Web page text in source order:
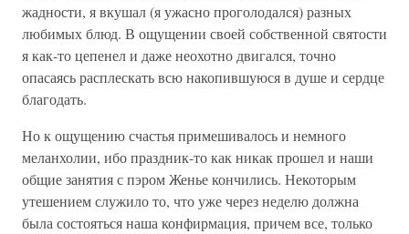
жадности, я вкушал (я ужасно проголодался) разных
любимых блюд. В ощущении своей собственной святости
я как-то цепенел и даже неохотно двигался, точно
опасаясь расплескать всю накопившуюся в душе и сердце
благодать.
Но к ощущению счастья примешивалось и немного
меланхолии, ибо праздник-то как никак прошел и наши
общие занятия с пэром Женье кончились. Некоторым
утешением служило то, что уже через неделю должна
была состояться наша конфирмация, причем все, только